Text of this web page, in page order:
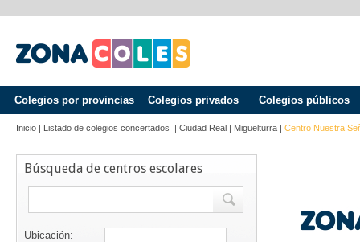
Colegios por provincias Colegios privados Colegios públicos
Inicio | Listado de colegios concertados | Ciudad Real | Miguelturra | Centro Nuestra
Búsqueda de centros escolares
Ubicación: